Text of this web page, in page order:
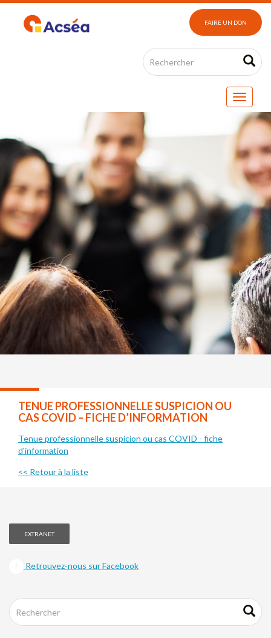
FAIRE UN DON
TENUE PROFESSIONNELLE SUSPICION OU
CAS COVID – FICHE D’INFORMATION
Tenue professionnelle suspicion ou cas COVID - fiche
d'information
<< Retour à la liste
EXTRANET
Retrouvez-nous sur Facebook